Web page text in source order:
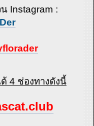
Instagram :
4 ช่องทางดังนี้